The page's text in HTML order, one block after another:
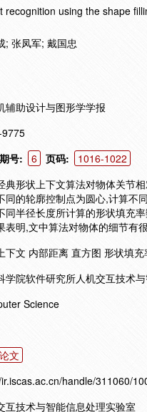
recognition using the shape
; 张凤军; 戴国忠
辅助设计与图形学学报
期号: 6 页码:
1016-1022
典形状上下文算法对物体关节
同的轮廓控制点为圆心,计算不
同半径长度所计算的形状填充
表明,文中算法对物体的细节有
下文 内部距离 直方图 形状填
学院软件研究所人机交互技术
Science
文
handle/311060/
互技术与智能信息处理实验室